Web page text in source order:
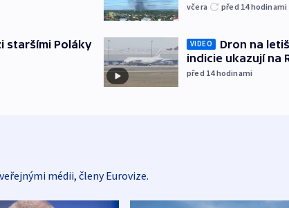
staršími Poláky
včera před 14hodinami
VIDEO
Dron na
indicie ukazují na
před 14hodinami
médii, členy Eurovize.